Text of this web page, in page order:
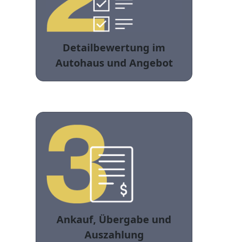
Detailbewertung im
Autohaus und Angebot
Ankauf, Übergabe und
Auszahlung